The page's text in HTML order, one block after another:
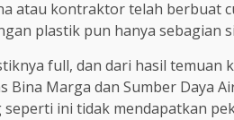
atau kontraktor telah berbuat
plastik pun hanya sebagian
full, dan dari hasil temuan
Bina Marga dan Sumber Daya
ini tidak mendapatkan